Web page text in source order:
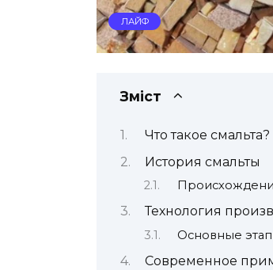
ЛАЙФ
Зміст
Что такое смальта?
История смальты
Технология
Основные
Современное